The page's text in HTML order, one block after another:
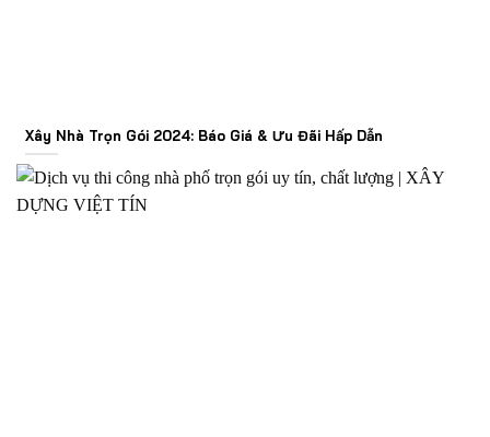
Xây Nhà Trọn Gói 2024: Báo Giá & Ưu Đãi Hấp Dẫn